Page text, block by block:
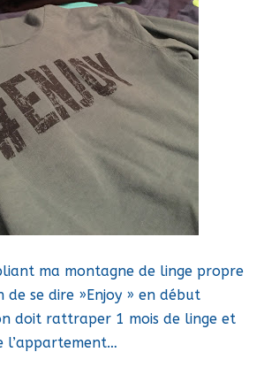
ma montagne de linge propre
de se dire »Enjoy » en début
doit rattraper 1 mois de linge et
l’appartement…